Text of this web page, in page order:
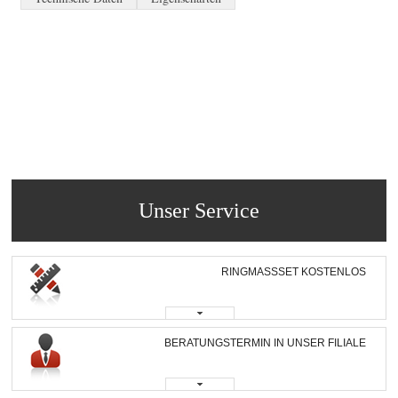
Unser Service
RINGMASSSET KOSTENLOS
BERATUNGSTERMIN IN UNSER FILIALE